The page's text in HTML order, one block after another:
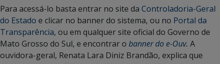
Para acessá-lo basta entrar no site da Controladoria-Geral
do Estado e clicar no banner do sistema, ou no Portal da
Transparência, ou em qualquer site oficial do Governo de
Mato Grosso do Sul, e encontrar o banner do e-Ouv. A
ouvidora-geral, Renata Lara Diniz Brandão, explica que